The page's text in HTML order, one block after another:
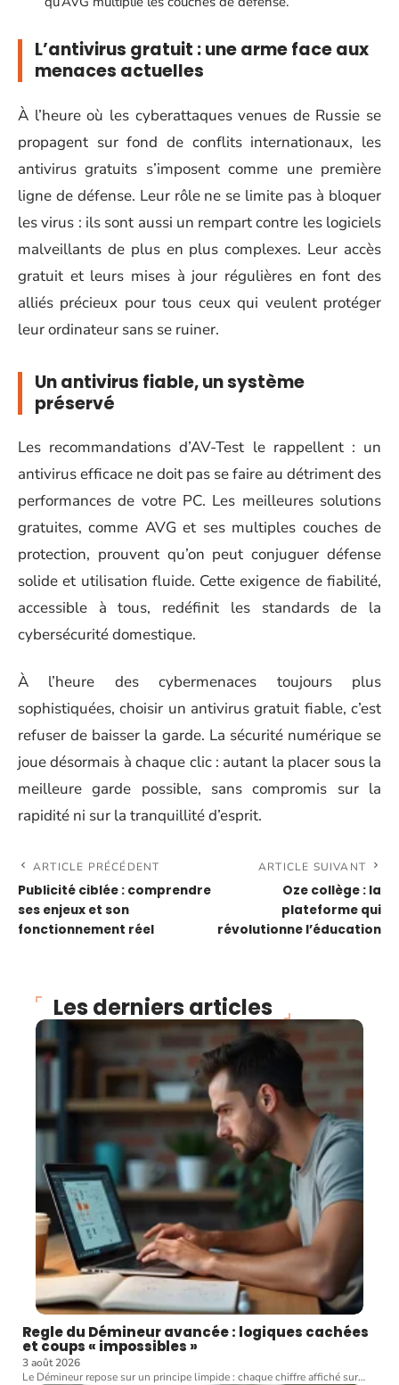
L’antivirus gratuit : une arme face aux
menaces actuelles
À l’heure où les cyberattaques venues de Russie se
propagent sur fond de conflits internationaux, les
antivirus gratuits s’imposent comme une première
ligne de défense. Leur rôle ne se limite pas à bloquer
les virus : ils sont aussi un rempart contre les logiciels
malveillants de plus en plus complexes. Leur accès
gratuit et leurs mises à jour régulières en font des
alliés précieux pour tous ceux qui veulent protéger
leur ordinateur sans se ruiner.
Un antivirus fiable, un système
préservé
Les recommandations d’AV-Test le rappellent : un
antivirus efficace ne doit pas se faire au détriment des
performances de votre PC. Les meilleures solutions
gratuites, comme AVG et ses multiples couches de
protection, prouvent qu’on peut conjuguer défense
solide et utilisation fluide. Cette exigence de fiabilité,
accessible à tous, redéfinit les standards de la
cybersécurité domestique.
À l’heure des cybermenaces toujours plus
sophistiquées, choisir un antivirus gratuit fiable, c’est
refuser de baisser la garde. La sécurité numérique se
joue désormais à chaque clic : autant la placer sous la
meilleure garde possible, sans compromis sur la
rapidité ni sur la tranquillité d’esprit.
ARTICLE PRÉCÉDENT
Publicité ciblée : comprendre
ses enjeux et son
fonctionnement réel
ARTICLE SUIVANT
Oze collège : la
plateforme qui
révolutionne l’éducation
Les derniers articles
Regle du Démineur avancée : logiques cachées
et coups « impossibles »
3 août 2026
Le Démineur repose sur un principe limpide : chaque chiffre affiché sur…